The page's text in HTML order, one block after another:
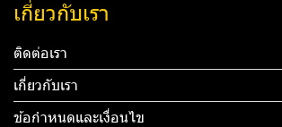
เกี่ยวกับเรา
ติดต่อเรา
เกี่ยวกับเรา
ข้อกำหนดและเงื่อนไข